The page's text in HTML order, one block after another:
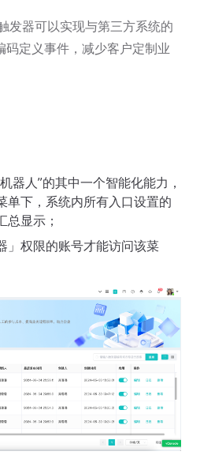
发器可以实现与第三方系统的
码定义事件，减少客户定制业
器人”的其中一个智能化能力，
单下，系统内所有入口设置的
总显示；
」权限的账号才能访问该菜